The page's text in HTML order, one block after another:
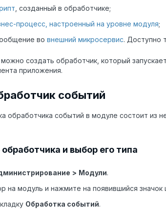
, созданный в обработчике;
процесс, настроенный на уровне модуля;
во внешний микросервис. Доступно
создать обработчик, который
приложения.
событий
обработчика событий в модуле состоит из
и выбор его типа
> Модули.
на модуль и нажмите на появившийся значок
Обработка событий.